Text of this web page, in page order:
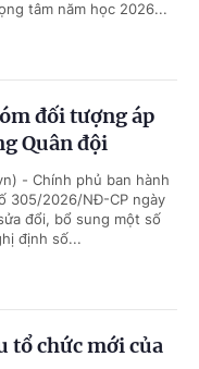
tâm năm học 2026...
đối tượng áp
Quân đội
- Chính phủ ban hành
305/2026/NĐ-CP ngày
đổi, bổ sung một số
định số...
tổ chức mới của